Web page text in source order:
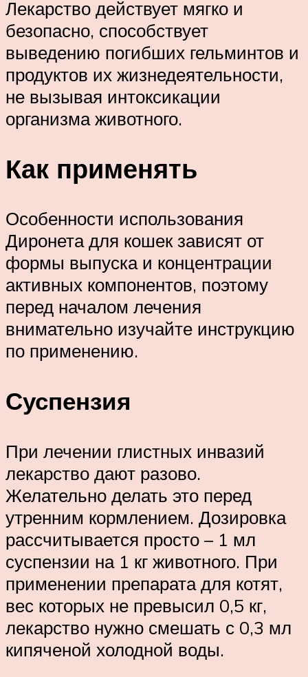
Лекарство действует мягко и
безопасно, способствует
выведению погибших гельминтов и
продуктов их жизнедеятельности,
не вызывая интоксикации
организма животного.
Как применять
Особенности использования
Диронета для кошек зависят от
формы выпуска и концентрации
активных компонентов, поэтому
перед началом лечения
внимательно изучайте инструкцию
по применению.
Суспензия
При лечении глистных инвазий
лекарство дают разово.
Желательно делать это перед
утренним кормлением. Дозировка
рассчитывается просто – 1 мл
суспензии на 1 кг животного. При
применении препарата для котят,
вес которых не превысил 0,5 кг,
лекарство нужно смешать с 0,3 мл
кипяченой холодной воды.